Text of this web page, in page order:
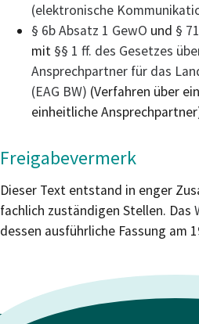
(elektronische
§ 6b Absatz 1 GewO und §
mit §§ 1 ff. des Gesetzes
Ansprechpartner für das
(EAG BW) (Verfahren über
einheitliche
Freigabevermerk
Dieser Text entstand in enger
fachlich zuständigen Stellen. Das
dessen ausführliche Fassung am